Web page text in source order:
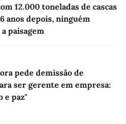
12.000 toneladas de cascas
anos depois, ninguém
paisagem
pede demissão de
ser gerente em empresa:
e paz"